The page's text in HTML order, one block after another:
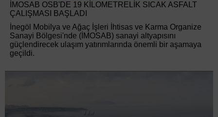
İMOSAB OSB'DE 19 KİLOMETRELİK SICAK ASFALT
ÇALIŞMASI BAŞLADI
İnegöl Mobilya ve Ağaç İşleri İhtisas ve Karma Organize
Sanayi Bölgesi'nde (İMOSAB) sanayi altyapısını
güçlendirecek ulaşım yatırımlarında önemli bir aşamaya
geçildi.